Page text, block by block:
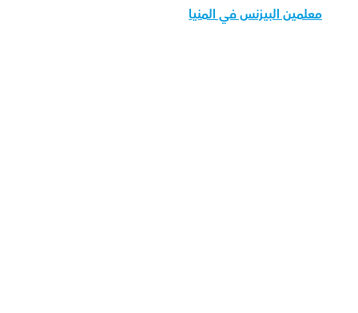
معلمين البيزنس في المنيا